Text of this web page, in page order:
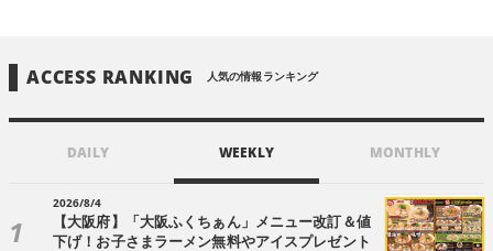
ACCESS RANKING 人気の情報ランキング
DAILY WEEKLY MONTHLY
2026/8/4
【大阪府】「大阪ふくちぁん」メニュー改訂＆値
下げ！お子さまラーメン無料やアイスプレゼント